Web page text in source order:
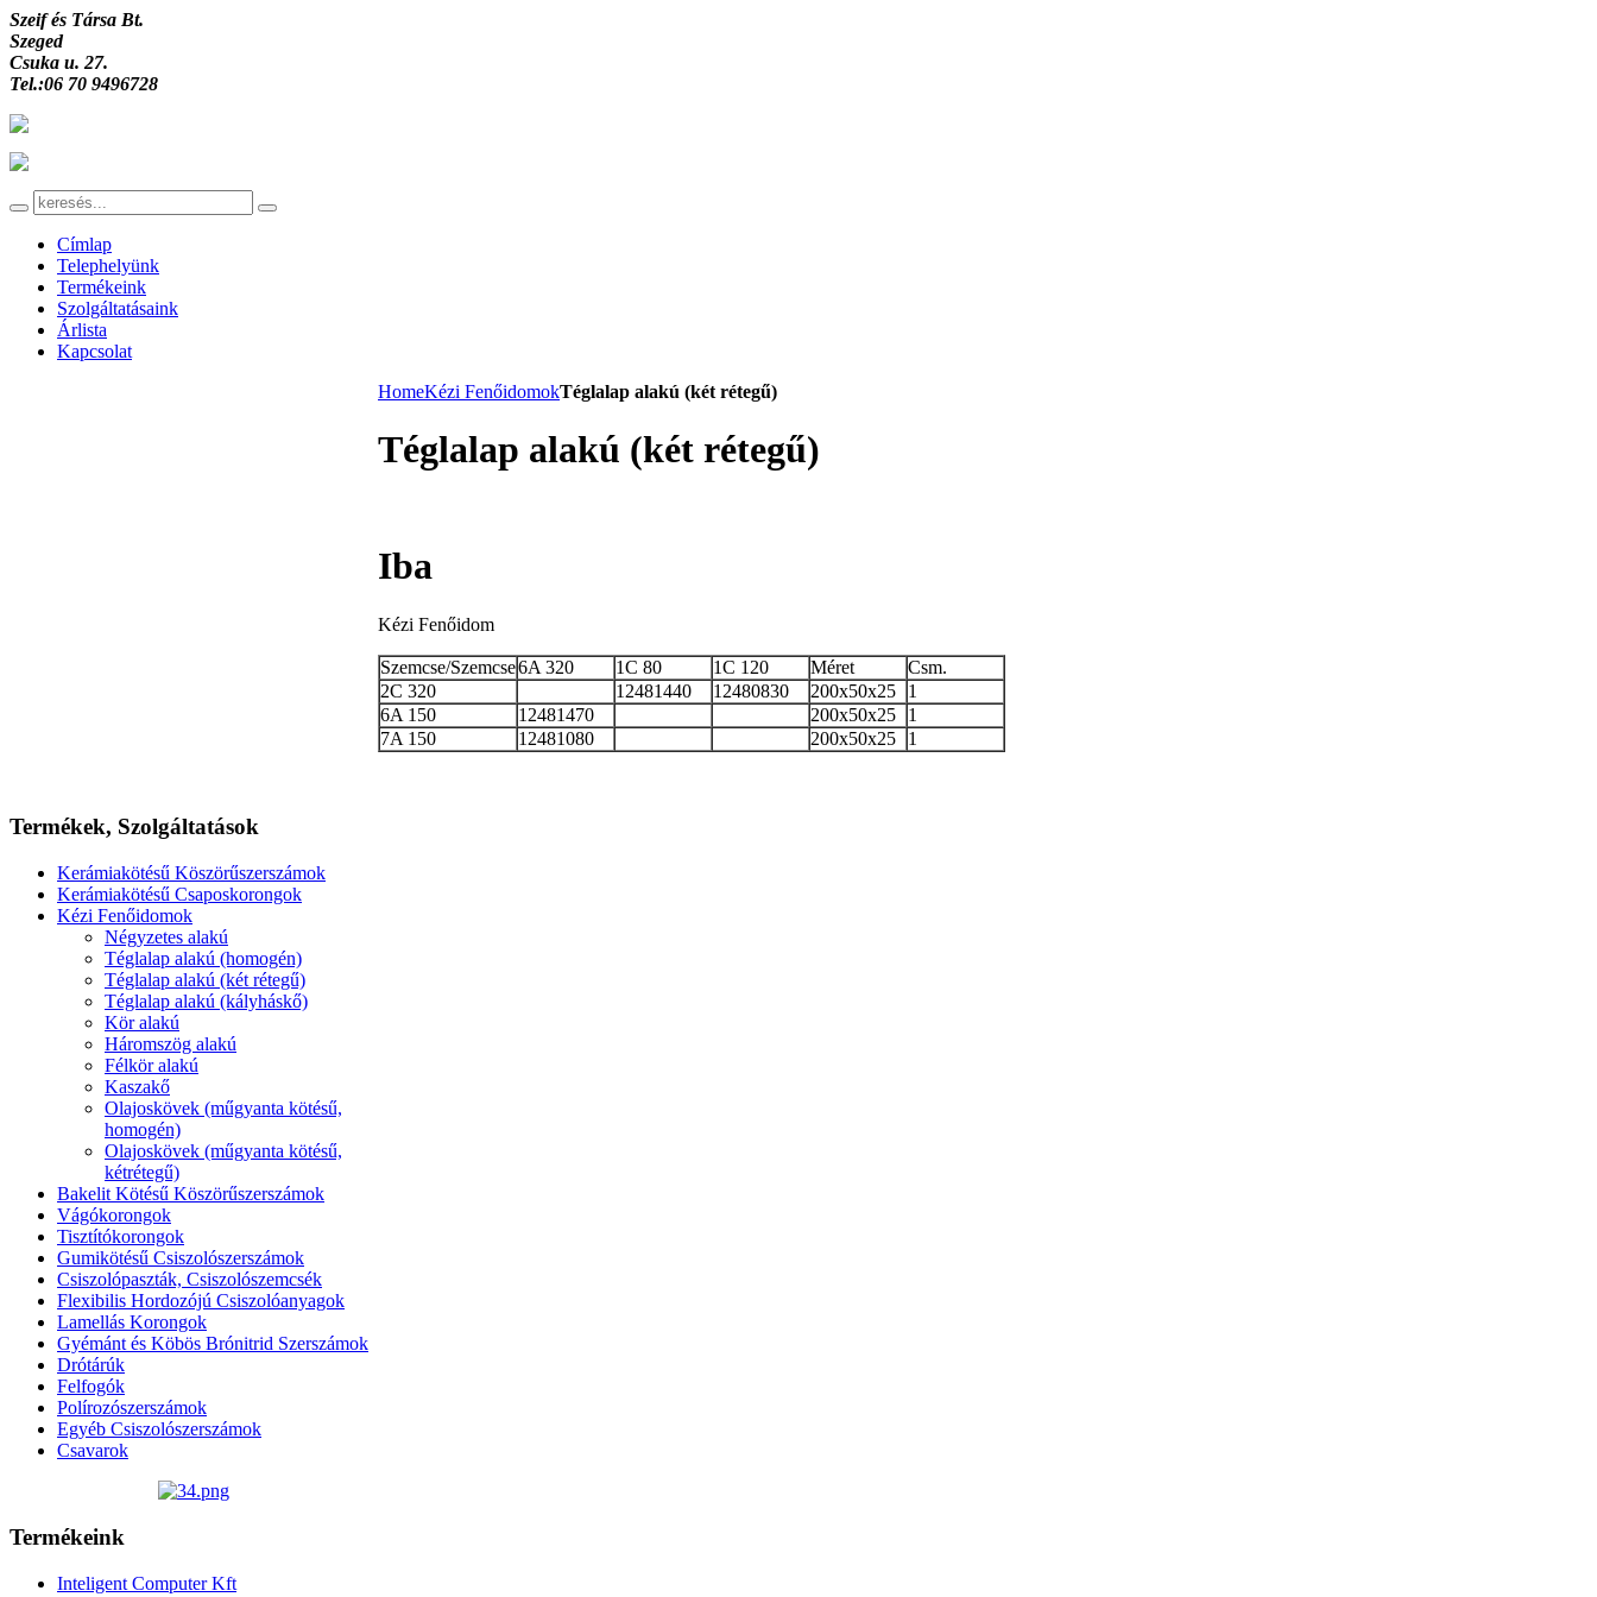
Szeif és Társa Bt.
Szeged
Csuka u. 27.
Tel.:06 70 9496728
Címlap
Telephelyünk
Termékeink
Szolgáltatásaink
Árlista
Kapcsolat
HomeKézi FenőidomokTéglalap alakú (két rétegű)
Téglalap alakú (két rétegű)
Iba
Kézi Fenőidom
Szemcse/Szemcse6A 320 1C 80 1C 120 Méret
Csm.
2C 320
12481440 12480830 200x50x25
1
6A 150
12481470 200x50x25
1
7A 150
12481080 200x50x25 1
Termékek, Szolgáltatások
Kerámiakötésű Köszörűszerszámok
Kerámiakötésű Csaposkorongok
Kézi Fenőidomok
Négyzetes alakú
Téglalap alakú (homogén)
Téglalap alakú (két rétegű)
Téglalap alakú (kályháskő)
Kör alakú
Háromszög alakú
Félkör alakú
Kaszakő
Olajoskövek (műgyanta kötésű,
homogén)
Olajoskövek (műgyanta kötésű,
kétrétegű)
Bakelit Kötésű Köszörűszerszámok
Vágókorongok
Tisztítókorongok
Gumikötésű Csiszolószerszámok
Csiszolópaszták, Csiszolószemcsék
Flexibilis Hordozójú Csiszolóanyagok
Lamellás Korongok
Gyémánt és Köbös Brónitrid Szerszámok
Drótárúk
Felfogók
Polírozószerszámok
Egyéb Csiszolószerszámok
Csavarok
Termékeink
Inteligent Computer Kft